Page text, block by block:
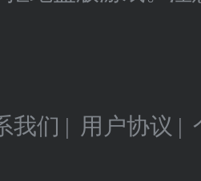
我们 | 用户协议 |